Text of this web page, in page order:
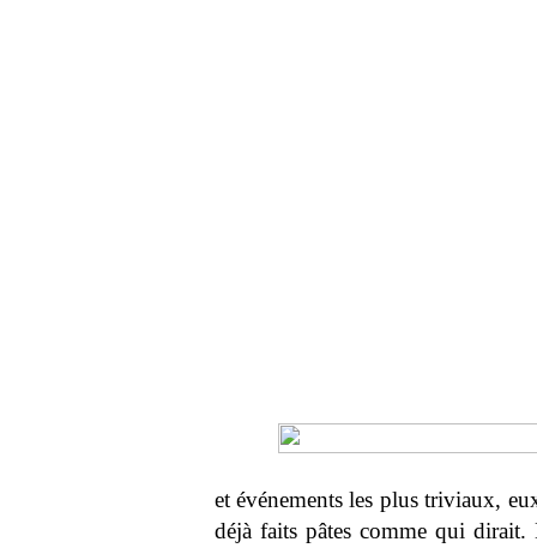
et événements les plus triviaux,
déjà faits pâtes comme qui